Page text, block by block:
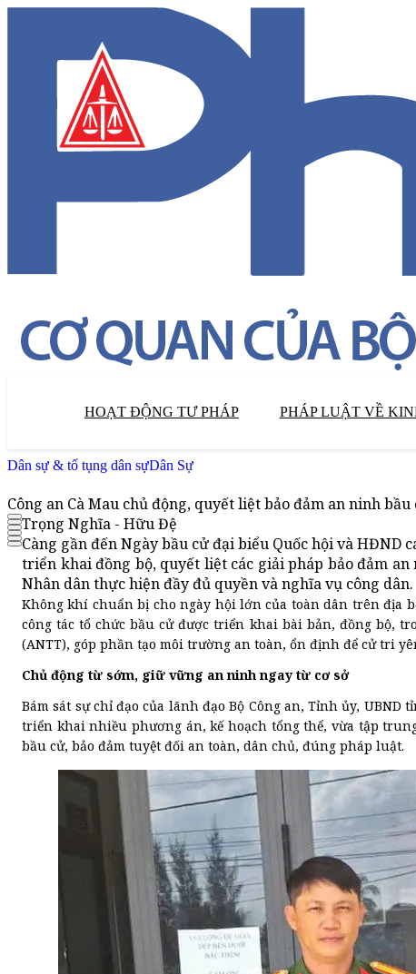
HOẠT ĐỘNG TƯ PHÁP PHÁP LUẬT VỀ
Dân sự & tố tụng dân sựDân Sự
Công an Cà Mau chủ động, quyết liệt bảo đảm an ninh
Trọng Nghĩa - Hữu Đệ
Càng gần đến Ngày bầu cử đại biểu Quốc hội và HĐND
triển khai đồng bộ, quyết liệt các giải pháp bảo đảm
Nhân dân thực hiện đầy đủ quyền và nghĩa vụ công dân.
Không khí chuẩn bị cho ngày hội lớn của toàn dân trên địa
công tác tổ chức bầu cử được triển khai bài bản, đồng bộ,
(ANTT), góp phần tạo môi trường an toàn, ổn định để cử tri
Chủ động từ sớm, giữ vững an ninh ngay từ cơ sở
Bám sát sự chỉ đạo của lãnh đạo Bộ Công an, Tỉnh ủy,
triển khai nhiều phương án, kế hoạch tổng thể, vừa tập
bầu cử, bảo đảm tuyệt đối an toàn, dân chủ, đúng pháp luật.